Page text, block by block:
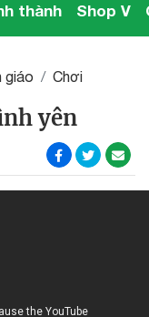
thành Shop V
giáo Chơi
yên